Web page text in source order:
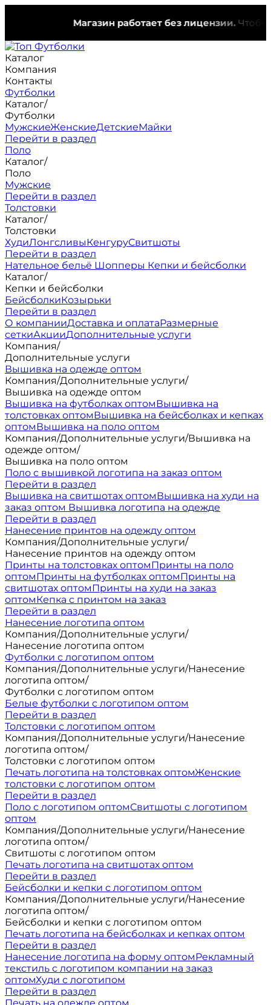
Магазин работает без лицензии.Чтобы
Каталог
Компания
Контакты
Футболки
Каталог/
Футболки
МужскиеЖенскиеДетскиеМайки
Перейти в раздел
Поло
Каталог/
Поло
Мужские
Перейти в раздел
Толстовки
Каталог/
Толстовки
ХудиЛонгсливыКенгуруСвитшоты
Перейти в раздел
Нательное бельё Шопперы Кепки и бейсболки
Каталог/
Кепки и бейсболки
БейсболкиКозырьки
Перейти в раздел
О компанииДоставка и оплатаРазмерные
сеткиАкцииДополнительные услуги
Компания/
Дополнительные услуги
Вышивка на одежде оптом
Компания/Дополнительные услуги/
Вышивка на одежде оптом
Вышивка на футболках оптомВышивка на
толстовках оптомВышивка на бейсболках и кепках
оптомВышивка на поло оптом
Компания/Дополнительные услуги/Вышивка на
одежде оптом/
Вышивка на поло оптом
Поло с вышивкой логотипа на заказ оптом
Перейти в раздел
Вышивка на свитшотах оптомВышивка на худи на
заказ оптом Вышивка логотипа на одежде
Перейти в раздел
Нанесение принтов на одежду оптом
Компания/Дополнительные услуги/
Нанесение принтов на одежду оптом
Принты на толстовках оптомПринты на поло
оптомПринты на футболках оптомПринты на
свитшотах оптомПринты на худи на заказ
оптомКепка с принтом на заказ
Перейти в раздел
Нанесение логотипа оптом
Компания/Дополнительные услуги/
Нанесение логотипа оптом
Футболки с логотипом оптом
Компания/Дополнительные услуги/Нанесение
логотипа оптом/
Футболки с логотипом оптом
Белые футболки с логотипом оптом
Перейти в раздел
Толстовки с логотипом оптом
Компания/Дополнительные услуги/Нанесение
логотипа оптом/
Толстовки с логотипом оптом
Печать логотипа на толстовках оптомЖенские
толстовки с логотипом оптом
Перейти в раздел
Поло с логотипом оптомСвитшоты с логотипом
оптом
Компания/Дополнительные услуги/Нанесение
логотипа оптом/
Свитшоты с логотипом оптом
Печать логотипа на свитшотах оптом
Перейти в раздел
Бейсболки и кепки с логотипом оптом
Компания/Дополнительные услуги/Нанесение
логотипа оптом/
Бейсболки и кепки с логотипом оптом
Печать логотипа на бейсболках и кепках оптом
Перейти в раздел
Нанесение логотипа на форму оптомРекламный
текстиль с логотипом компании на заказ
оптомХуди с логотипом
Перейти в раздел